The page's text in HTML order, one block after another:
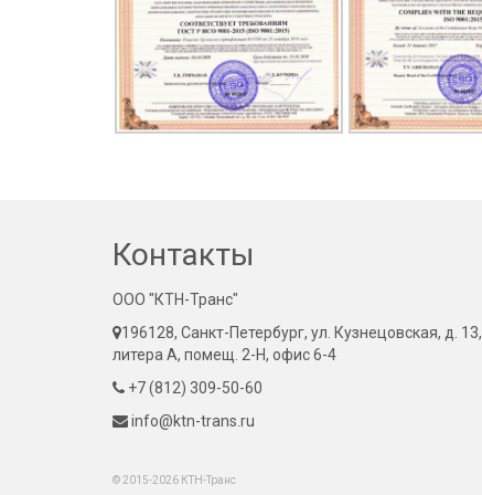
Контакты
ООО "КТН-Транс"
196128, Санкт-Петербург, ул. Кузнецовская, д. 13,
литера А, помещ. 2-Н, офис 6-4
+7 (812) 309-50-60
info@ktn-trans.ru
© 2015-2026 КТН-Транс